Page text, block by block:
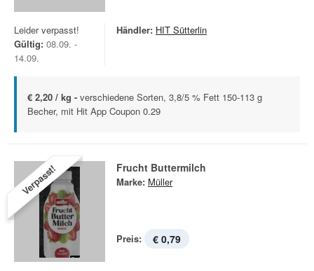
Leider verpasst!
Gültig: 08.09. -
14.09.
Händler: HIT Sütterlin
€ 2,20 / kg - verschiedene Sorten, 3,8/5 % Fett 150-113 g
Becher, mit Hit App Coupon 0.29
Verpasst! Frucht Buttermilch
Marke: Müller
Preis: € 0,79